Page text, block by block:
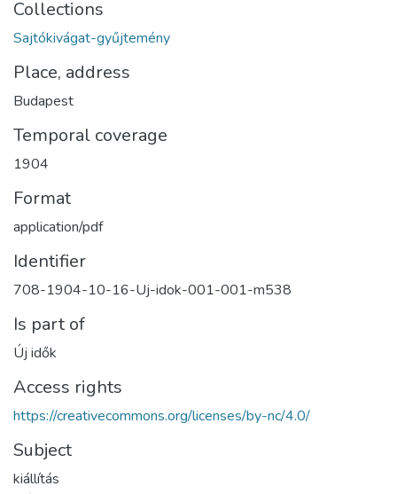
Collections
Sajtókivágat-gyűjtemény
Place, address
Budapest
Temporal coverage
1904
Format
application/pdf
Identifier
708-1904-10-16-Uj-idok-001-001-m538
Is part of
Új idők
Access rights
https://creativecommons.org/licenses/by-nc/4.0/
Subject
kiállítás